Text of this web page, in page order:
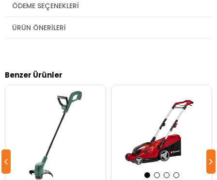
ÖDEME SEÇENEKLERI
ÜRÜN ÖNERILERI
Benzer Ürünler